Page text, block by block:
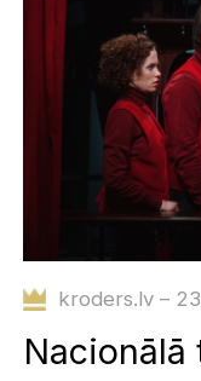
kroders.lv –
Nacionālā